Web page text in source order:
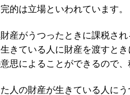
的は立場といわれています。
産がうつったときに課税され
きている人に財産を渡すとき
思によることができるので、
人の財産が生きている人に